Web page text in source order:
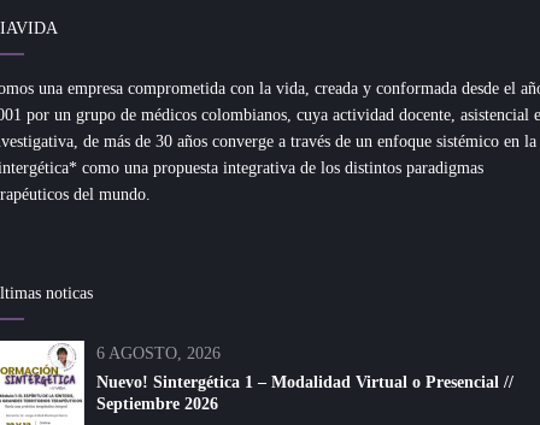
una empresa comprometida con la vida, creada y conformada desde el
por un grupo de médicos colombianos, cuya actividad docente, asistencial e
de más de 30 años converge a través de un enfoque sistémico en la
como una propuesta integrativa de los distintos paradigmas
del mundo.
noticas
6 AGOSTO, 2026
Nuevo! Sintergética 1 – Modalidad Virtual o Presencial //
Septiembre 2026